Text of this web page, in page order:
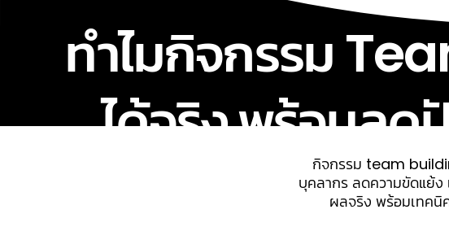
ทำไมกิจกรรม
ได้จริง พร้อมลด
กิจกรรม team
บุคลากร ลดความขัดแย้ง
ผลจริง พร้อมเทค